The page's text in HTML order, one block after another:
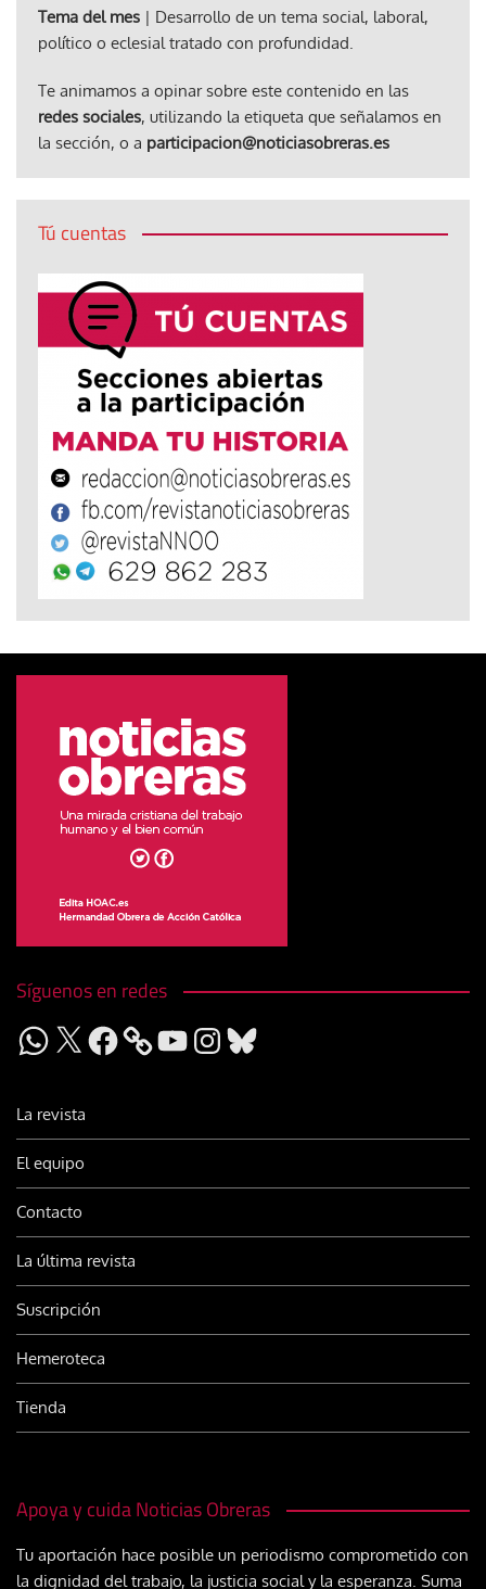
Tema del mes | Desarrollo de un tema social, laboral,
político o eclesial tratado con profundidad.
Te animamos a opinar sobre este contenido en las
redes sociales, utilizando la etiqueta que señalamos en
la sección, o a participacion@noticiasobreras.es
Tú cuentas
Síguenos en redes
WhatsApp
X Facebook YouTubeInstagram
Bluesky
La revista
El equipo
Contacto
La última revista
Suscripción
Hemeroteca
Tienda
Apoya y cuida Noticias Obreras
Tu aportación hace posible un periodismo comprometido con
la dignidad del trabajo, la justicia social y la esperanza. Suma